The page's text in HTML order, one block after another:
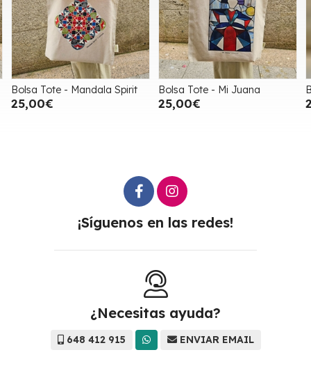
Bolsa Tote - Mandala Spirit
25,00€
Bolsa Tote - Mi Juana
25,00€
¡Síguenos en las redes!
¿Necesitas ayuda?
648 412 915 ENVIAR EMAIL